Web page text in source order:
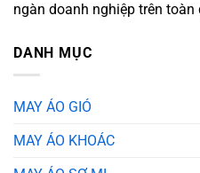
ngàn doanh nghiệp trên toàn
DANH MỤC
MAY ÁO GIÓ
MAY ÁO KHOÁC